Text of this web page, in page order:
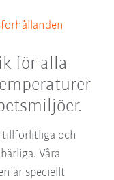
för alla
tillförlitliga och
Våra
är speciellt